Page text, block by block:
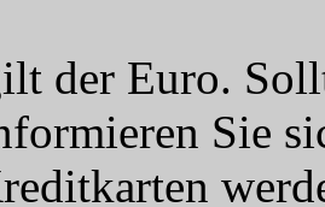
der Euro.
Sie